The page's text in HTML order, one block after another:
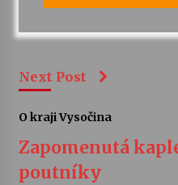
Next Post
O kraji Vysočina
Zapomenutá
poutníky